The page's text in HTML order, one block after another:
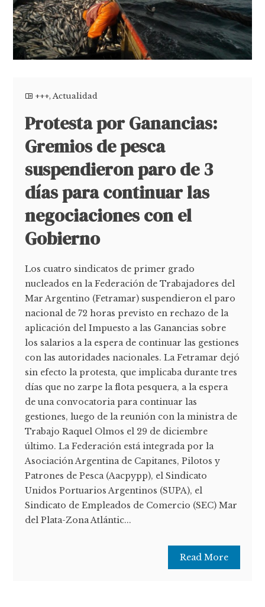
+++,Actualidad
Protesta por Ganancias:
Gremios de pesca
suspendieron paro de 3
días para continuar las
negociaciones con el
Gobierno
Los cuatro sindicatos de primer grado
nucleados en la Federación de Trabajadores del
Mar Argentino (Fetramar) suspendieron el paro
nacional de 72 horas previsto en rechazo de la
aplicación del Impuesto a las Ganancias sobre
los salarios a la espera de continuar las gestiones
con las autoridades nacionales. La Fetramar dejó
sin efecto la protesta, que implicaba durante tres
días que no zarpe la flota pesquera, a la espera
de una convocatoria para continuar las
gestiones, luego de la reunión con la ministra de
Trabajo Raquel Olmos el 29 de diciembre
último. La Federación está integrada por la
Asociación Argentina de Capitanes, Pilotos y
Patrones de Pesca (Aacpypp), el Sindicato
Unidos Portuarios Argentinos (SUPA), el
Sindicato de Empleados de Comercio (SEC) Mar
del Plata-Zona Atlántic...
Read More